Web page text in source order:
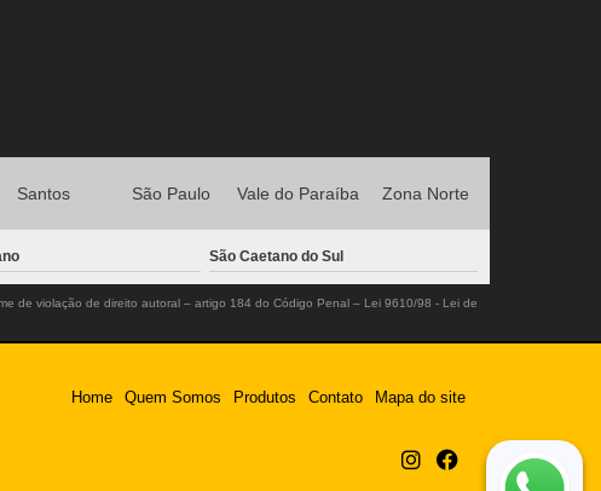
Santos São Paulo Vale do Paraíba Zona Norte
São Caetano do Sul
de violação de direito autoral – artigo 184 do Código Penal – Lei 9610/98 - Lei de
Home Quem Somos Produtos Contato Mapa do site